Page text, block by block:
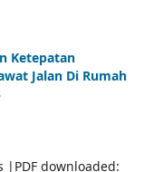
Ketepatan
Jalan Di Rumah
|PDF downloaded: